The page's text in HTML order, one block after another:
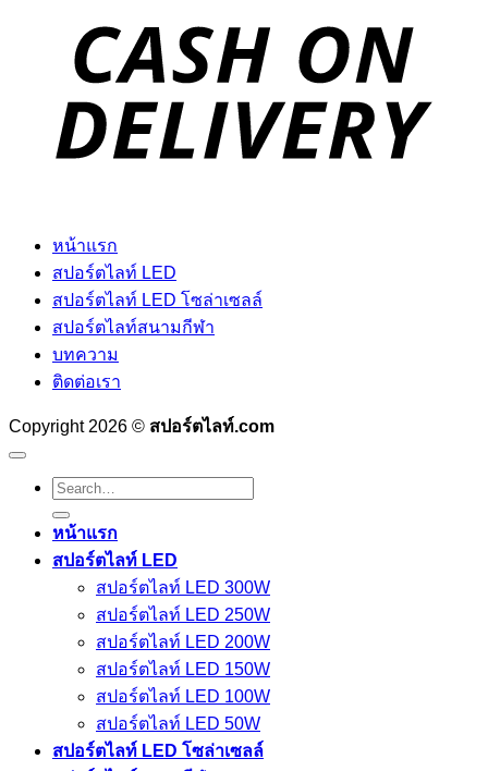
หน้าแรก
สปอร์ตไลท์ LED
สปอร์ตไลท์ LED โซล่าเซลล์
สปอร์ตไลท์สนามกีฬา
บทความ
ติดต่อเรา
Copyright 2026 © สปอร์ตไลท์.com
Search
for:
หน้าแรก
สปอร์ตไลท์ LED
สปอร์ตไลท์ LED 300W
สปอร์ตไลท์ LED 250W
สปอร์ตไลท์ LED 200W
สปอร์ตไลท์ LED 150W
สปอร์ตไลท์ LED 100W
สปอร์ตไลท์ LED 50W
สปอร์ตไลท์ LED โซล่าเซลล์